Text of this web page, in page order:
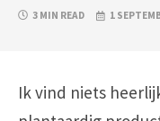
3 MIN READ 1
Ik vind niets